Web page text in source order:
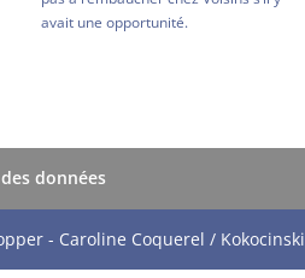
avait une opportunité.
données
- Caroline Coquerel / Kokocinski